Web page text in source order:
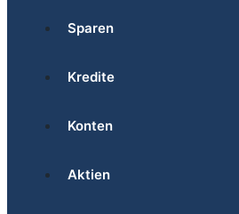
Sparen
Kredite
Konten
Aktien